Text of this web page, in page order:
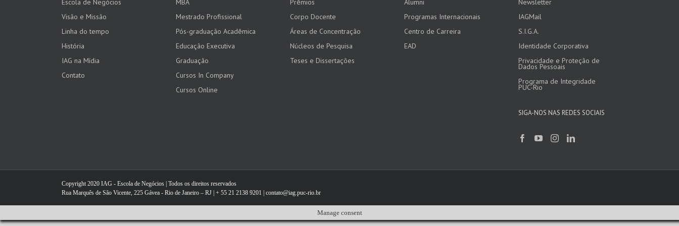
Escola de Negócios
Visão e Missão
Linha do tempo
História
IAG na Mídia
Contato
MBA
Mestrado Profissional
Pós-graduação Acadêmica
Educação Executiva
Graduação
Cursos In Company
Cursos Online
Prêmios
Corpo Docente
Áreas de Concentração
Núcleos de Pesquisa
Teses e Dissertações
Alumni
Programas Internacionais
Centro de Carreira
EAD
Newsletter
IAGMail
S.I.G.A.
Identidade Corporativa
Privacidade e Proteção de
Dados Pessoais
Programa de Integridade
PUC-Rio
SIGA-NOS NAS REDES SOCIAIS
Copyright 2020 IAG - Escola de Negócios | Todos os direitos reservados
Rua Marquês de São Vicente, 225 Gávea - Rio de Janeiro – RJ | + 55 21 2138 9201 | contato@iag.puc-rio.br
Manage consent